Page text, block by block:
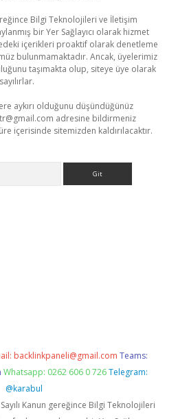
Bilgi Teknolojileri ve İletişim
bir Yer Sağlayıcı olarak hizmet
içerikleri proaktif olarak denetleme
bulunmamaktadır. Ancak, üyelerimiz
taşımakta olup, siteye üye olarak
aykırı olduğunu düşündüğünüz
adresine bildirmeniz
içerisinde sitemizden kaldırılacaktır.
backlinkpaneli@gmail.com Teams:
Whatsapp: 0262 606 0 726 Telegram:
@karabul
Kanun gereğince Bilgi Teknolojileri